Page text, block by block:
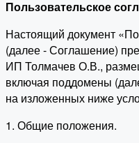
Пользовательское
Настоящий документ
(далее - Соглашение)
ИП Толмачев О.В.,
включая поддомены
на изложенных ниже
1. Общие положения.